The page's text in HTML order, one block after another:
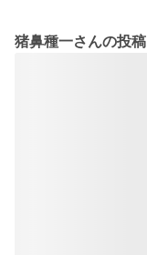
猪鼻種一さんの投稿